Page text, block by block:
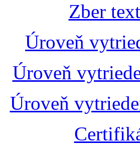
Zber
Úroveň
Úroveň
Úroveň